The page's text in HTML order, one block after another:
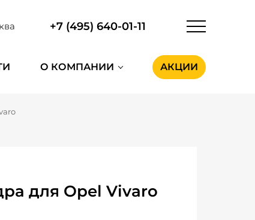
+7 (495) 640-01-11
О КОМПАНИИ АКЦИИ
для Opel Vivaro